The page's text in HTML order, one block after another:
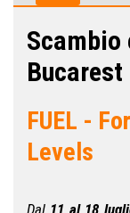
Scambio
Bucarest
FUEL -
Levels
Dal 11 al 18